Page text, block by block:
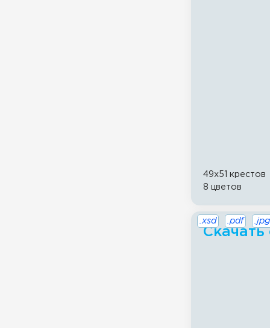
49x51 крестов
8 цветов
.xsd .pdf .jpg